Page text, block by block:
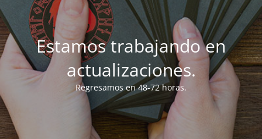
Estamos trabajando en
actualizaciones.
Regresamos en 48-72 horas.